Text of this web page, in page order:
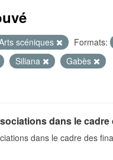
scéniques
Formats:
Siliana
Gabès
dans le
dans le cadre des